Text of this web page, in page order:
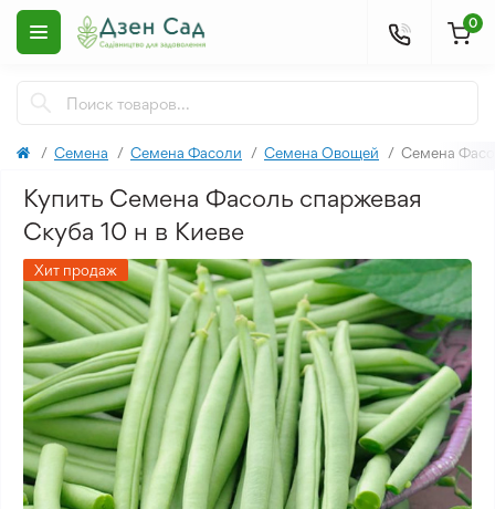
0
Семена Семена Фасоли Семена Овощей Семена
Купить Семена Фасоль спаржевая
Скуба 10 н в Киеве
Хит продаж